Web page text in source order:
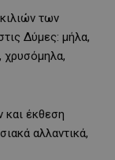
των
Δύμες: μήλα,
χρυσόμηλα,
και έκθεση
αλλαντικά,